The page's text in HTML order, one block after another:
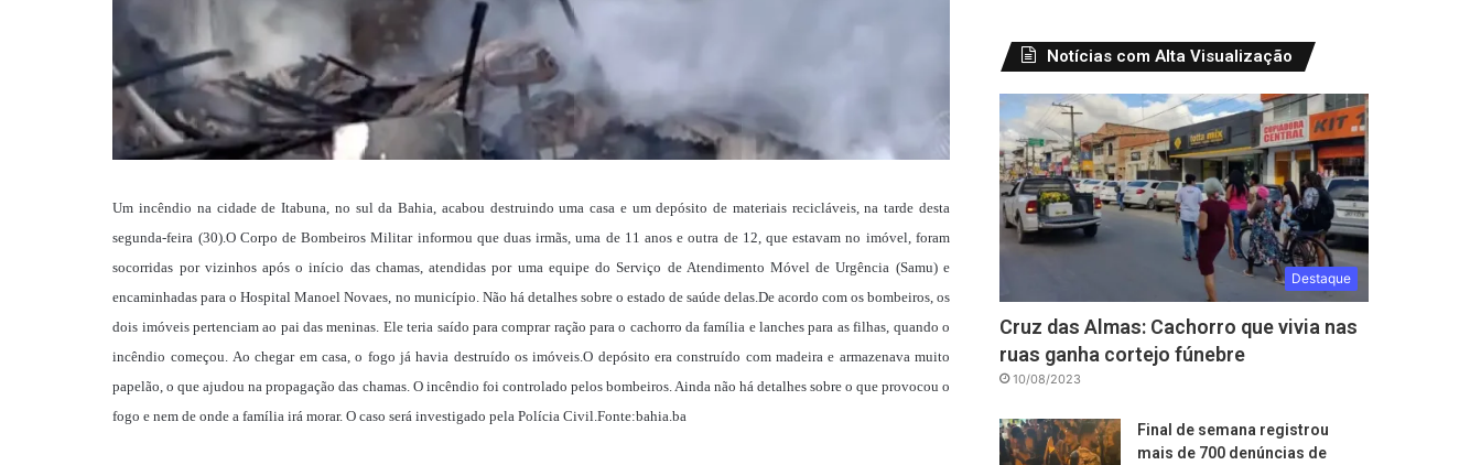
Um incêndio na cidade de Itabuna, no sul da Bahia, acabou destruindo uma casa e um depósito de materiais recicláveis, na tarde desta
segunda-feira (30).O Corpo de Bombeiros Militar informou que duas irmãs, uma de 11 anos e outra de 12, que estavam no imóvel, foram
socorridas por vizinhos após o início das chamas, atendidas por uma equipe do Serviço de Atendimento Móvel de Urgência (Samu) e
encaminhadas para o Hospital Manoel Novaes, no município. Não há detalhes sobre o estado de saúde delas.De acordo com os bombeiros, os
dois imóveis pertenciam ao pai das meninas. Ele teria saído para comprar ração para o cachorro da família e lanches para as filhas, quando o
incêndio começou. Ao chegar em casa, o fogo já havia destruído os imóveis.O depósito era construído com madeira e armazenava muito
papelão, o que ajudou na propagação das chamas. O incêndio foi controlado pelos bombeiros. Ainda não há detalhes sobre o que provocou o
fogo e nem de onde a família irá morar. O caso será investigado pela Polícia Civil.Fonte:bahia.ba
Notícias com Alta Visualização
Destaque
Cruz das Almas: Cachorro que vivia nas
ruas ganha cortejo fúnebre
10/08/2023
Final de semana registrou
mais de 700 denúncias de